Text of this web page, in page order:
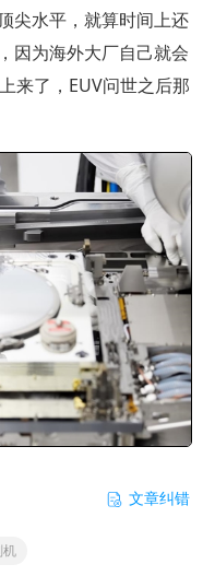
尖水平，就算时间上还
因为海外大厂自己就会
了，EUV问世之后那
文章纠错